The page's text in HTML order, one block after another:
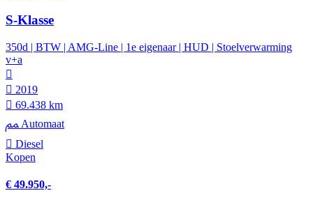
S-Klasse
350d | BTW | AMG-Line | 1e eigenaar | HUD | Stoelverwarming
v+a
2019
69.438 km
Automaat
Diesel
Kopen
€ 49.950,-